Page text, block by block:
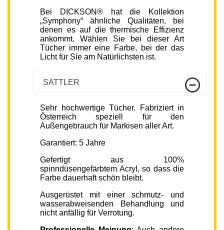
Bei DICKSON® hat die Kollektion
„Symphony“ ähnliche Qualitäten, bei
denen es auf die thermische Effizienz
ankommt. Wählen Sie bei dieser Art
Tücher immer eine Farbe, bei der das
Licht für Sie am Natürlichsten ist.
SATTLER
Sehr hochwertige Tücher. Fabriziert in
Österreich speziell für den
Außengebrauch für Markisen aller Art.
Garantiert: 5 Jahre
Gefertigt aus 100%
spinndüsengefärbtem Acryl, so dass die
Farbe dauerhaft schön bleibt.
Ausgerüstet mit einer schmutz- und
wasserabweisenden Behandlung und
nicht anfällig für Verrotung.